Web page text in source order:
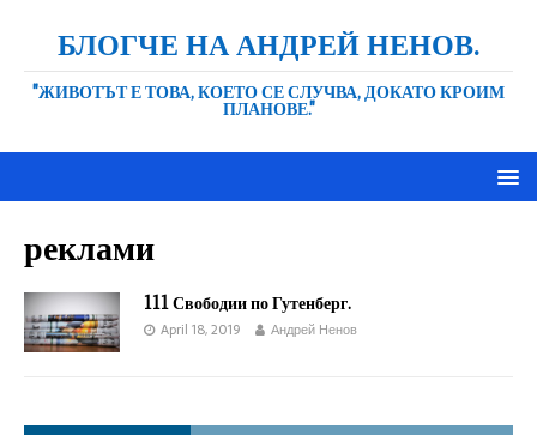
БЛОГЧЕ НА АНДРЕЙ НЕНОВ.
"ЖИВОТЪТ Е ТОВА, КОЕТО СЕ СЛУЧВА, ДОКАТО КРОИМ
ПЛАНОВЕ."
реклами
111 Свободии по Гутенберг.
April 18, 2019 Андрей Ненов